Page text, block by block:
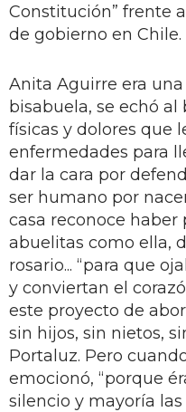
Constitución” frente
de gobierno en Chile.
Anita Aguirre era
bisabuela, se echó
físicas y dolores que
enfermedades para
dar la cara por
ser humano por
casa reconoce haber
abuelitas como ella,
rosario... “para que
y conviertan el
este proyecto de
sin hijos, sin nietos,
Portaluz. Pero
emocionó, “porque
silencio y mayoría